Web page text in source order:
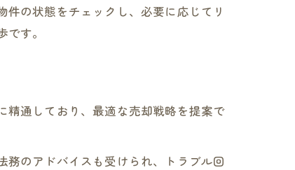
の状態をチェックし、必要に応じてリ
す。
精通しており、最適な売却戦略を提案で
のアドバイスも受けられ、トラブル回